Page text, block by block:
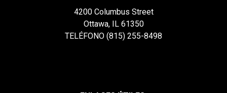
4200 Columbus Street
Ottawa, IL 61350
TELÉFONO (815) 255-8498